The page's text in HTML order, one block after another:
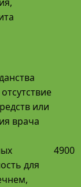
или
врача
для
4900